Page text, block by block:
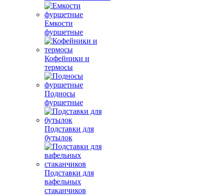
Емкости
фуршетные
Кофейники и
термосы
Подносы
фуршетные
Подставки для
бутылок
Подставки для
вафельных
стаканчиков